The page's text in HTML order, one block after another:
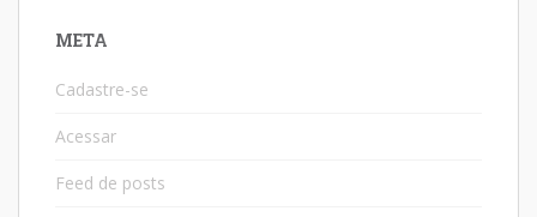
META
Cadastre-se
Acessar
Feed de posts